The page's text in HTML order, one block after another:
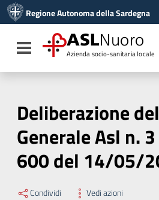
Vai al menu di navigazione
Vai al footer
Regione Autonoma della Sardegna
Toggle navigation
ASLNuoro
Azienda socio-sanitaria locale
Deliberazione
Generale Asl n.
600 del 14/05/
Condividi Vedi azioni